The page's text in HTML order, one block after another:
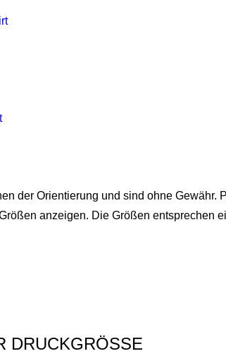
der Orientierung und sind ohne
anzeigen. Die Größen entsprechen